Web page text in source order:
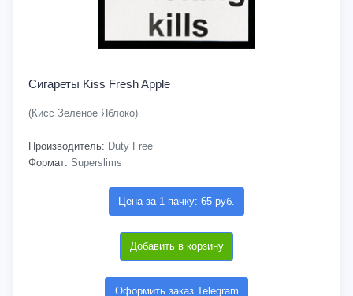
Сигареты Kiss Fresh Apple
(Кисс Зеленое Яблоко)
Производитель: Duty Free
Формат: Superslims
Цена за 1 пачку: 65 руб.
Добавить в корзину
Оформить заказ Telegram